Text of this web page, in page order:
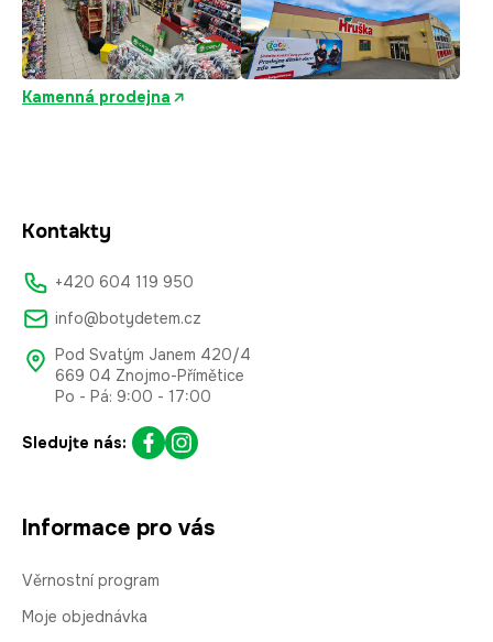
Kamenná prodejna
Kontakty
+420 604 119 950
info@botydetem.cz
Pod Svatým Janem 420/4
669 04 Znojmo-Přímětice
Po - Pá: 9:00 - 17:00
Sledujte nás:
Informace pro vás
Věrnostní program
Moje objednávka